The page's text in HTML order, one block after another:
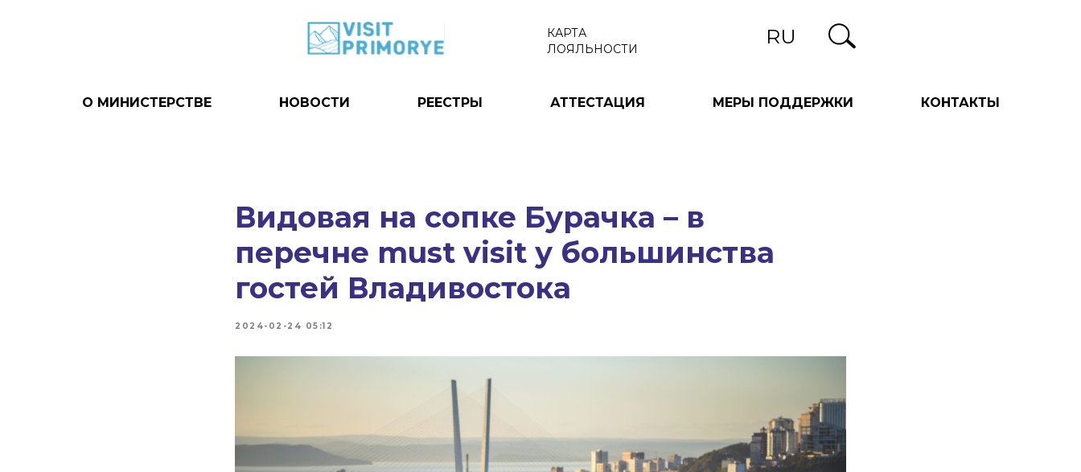
RU
КАРТА
ЛОЯЛЬНОСТИ
О МИНИСТЕРСТВЕ НОВОСТИ РЕЕСТРЫ АТТЕСТАЦИЯ МЕРЫ ПОДДЕРЖКИ КОНТАКТЫ
Видовая на сопке Бурачка – в
перечне must visit у большинства
гостей Владивостока
2024-02-24 05:12